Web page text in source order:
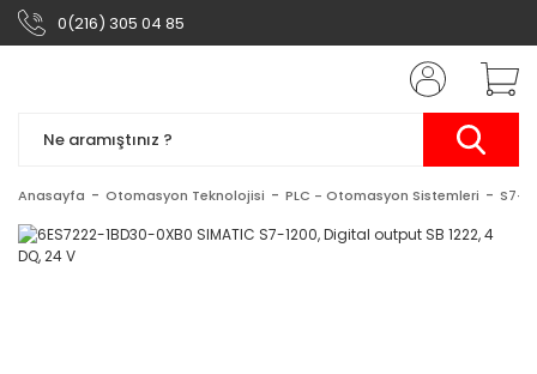
0(216) 305 04 85
Anasayfa Otomasyon Teknolojisi PLC - Otomasyon Sistemleri S7-